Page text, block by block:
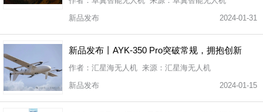
新品发布
2024-01-31
新品发布丨AYK-350 Pro突破常规，拥抱创新
作者：汇星海无人机 来源：汇星海无人机
新品发布
2024-01-15